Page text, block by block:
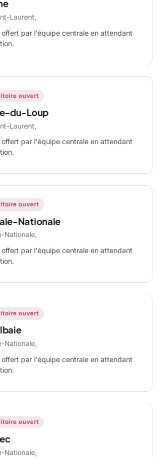
Laurent,
offert par l'équipe centrale en attendant
ouvert
du-Loup
Laurent,
offert par l'équipe centrale en attendant
ouvert
Nationale
Nationale,
offert par l'équipe centrale en attendant
ouvert
Nationale,
offert par l'équipe centrale en attendant
ouvert
Nationale,